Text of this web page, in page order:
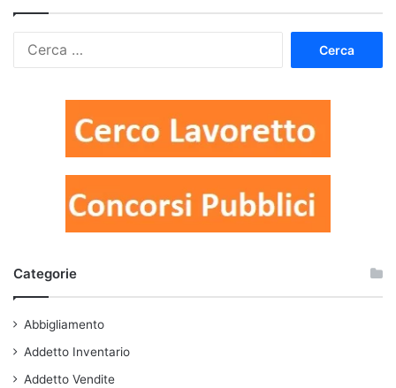
Categorie
Abbigliamento
Addetto Inventario
Addetto Vendite